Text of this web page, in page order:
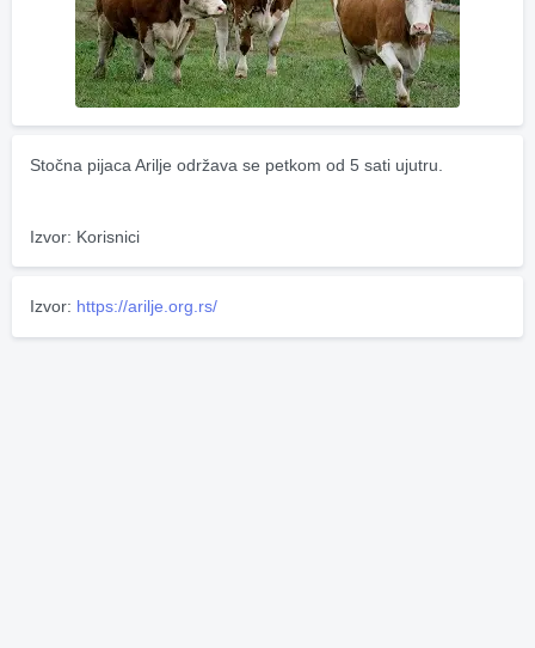
Stočna pijaca Arilje održava se petkom od 5 sati ujutru.
Izvor: Korisnici
Izvor: https://arilje.org.rs/